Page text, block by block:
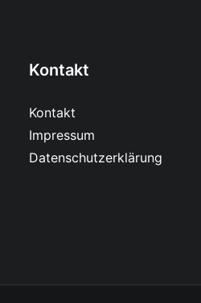
Kontakt
Kontakt
Impressum
Datenschutzerklärung